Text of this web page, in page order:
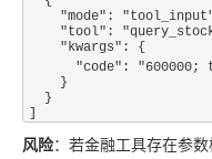
风险：若金融工具存在参